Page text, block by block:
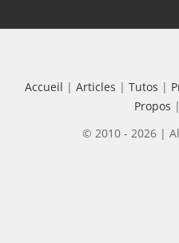
Accueil | Articles | Tutos |
Propos |
© 2010 - 2026 |